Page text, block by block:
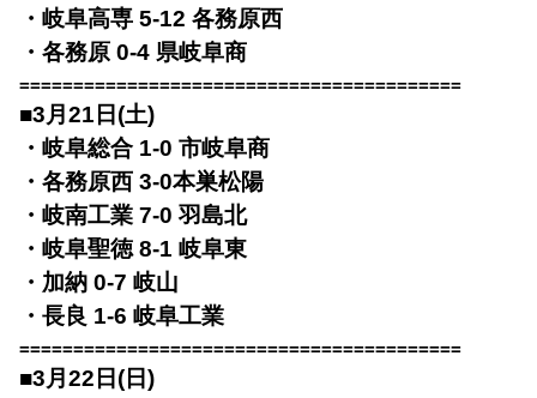
・岐阜高専 5-12 各務原西
・各務原 0-4 県岐阜商
=========================================
■3月21日(土)
・岐阜総合 1-0 市岐阜商
・各務原西 3-0本巣松陽
・岐南工業 7-0 羽島北
・岐阜聖徳 8-1 岐阜東
・加納 0-7 岐山
・長良 1-6 岐阜工業
=========================================
■3月22日(日)